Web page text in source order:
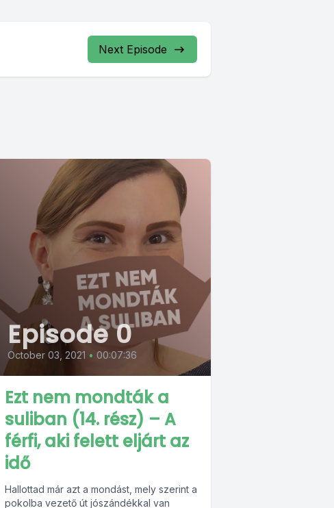
Next Episode
Episode 0
October 03, 2021 • 00:07:36
Ezt nem mondták a
suliban (14. rész) – A
férfi, aki felett eljárt az
idő
Hallottad már azt a mondást, mely szerint a
pokolba vezető út jószándékkal van